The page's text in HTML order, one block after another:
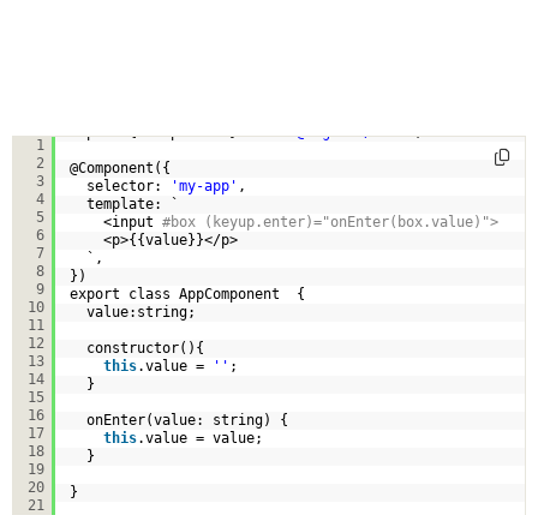
1
2
3
4
5
6
7
8
9
10
11
12
13
14
15
16
17
18
19
20
21
@Component({
selector:
'my-app' ,
template: `
<input #box (keyup.enter)="onEnter(box.value)">
<p>{{value}}</p>
`,
})
export class AppComponent  {
value:string;
constructor(){
this.value = '' ;
}
onEnter(value: string) {
this.value = value;
}
}